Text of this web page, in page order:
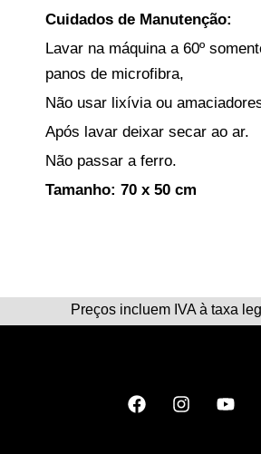
Cuidados de Manutenção:
Lavar na máquina a 60º
panos de microfibra,
Não usar lixívia ou
Após lavar deixar secar ao ar.
Não passar a ferro.
Tamanho: 70 x 50 cm
Preços incluem IVA à taxa